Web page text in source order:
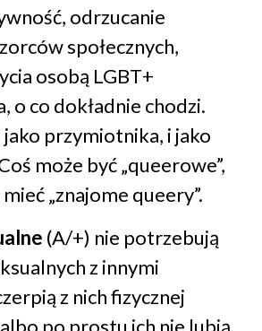
odrzucanie
społecznych,
osobą LGBT+
o co dokładnie chodzi.
jako przymiotnika, i jako
może być „queerowe”,
„znajome queery”.
(A/+) nie potrzebują
z innymi
z nich fizycznej
po prostu ich nie lubią